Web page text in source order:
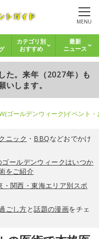
MENU
カテゴリ別
おすすめ
最新
ニュース
た。来年（2027年）も
いします。
ゴールデンウィーク)イベント
ニック ・ BBQなどおでかけ
ゴールデンウィークはいつか
をご紹介
関西・東海エリア別スポ
ごし方と話題の漫画をチェ